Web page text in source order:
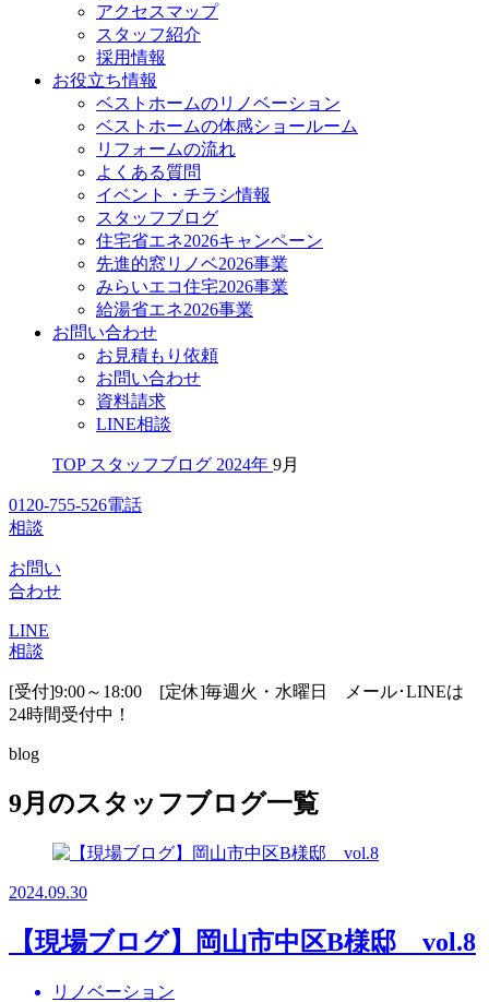
アクセスマップ
スタッフ紹介
採用情報
お役立ち情報
ベストホームのリノベーション
ベストホームの体感ショールーム
リフォームの流れ
よくある質問
イベント・チラシ情報
スタッフブログ
住宅省エネ2026キャンペーン
先進的窓リノベ2026事業
みらいエコ住宅2026事業
給湯省エネ2026事業
お問い合わせ
お見積もり依頼
お問い合わせ
資料請求
LINE相談
TOP スタッフブログ 2024年 9月
0120-755-526電話
相談
お問い
合わせ
LINE
相談
[受付]9:00～18:00 [定休]毎週火・水曜日
メール･LINEは
24時間受付中！
blog
9月のスタッフブログ一覧
2024.09.30
【現場ブログ】岡山市中区B様邸 vol.8
リノベーション